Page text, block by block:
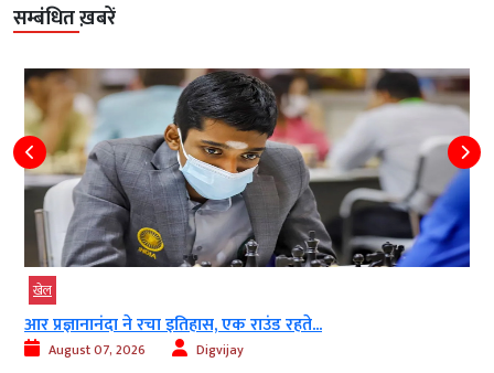
सम्बंधित ख़बरें
खेल
आर प्रज्ञानानंदा ने रचा इतिहास, एक राउंड रहते...
August 07, 2026 Digvijay